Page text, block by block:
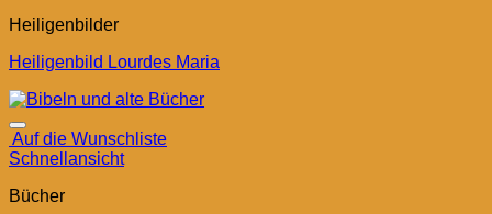
Heiligenbilder
Heiligenbild Lourdes Maria
Auf die Wunschliste
Schnellansicht
Bücher